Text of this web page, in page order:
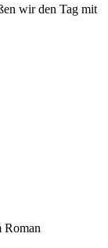
wir den Tag mit